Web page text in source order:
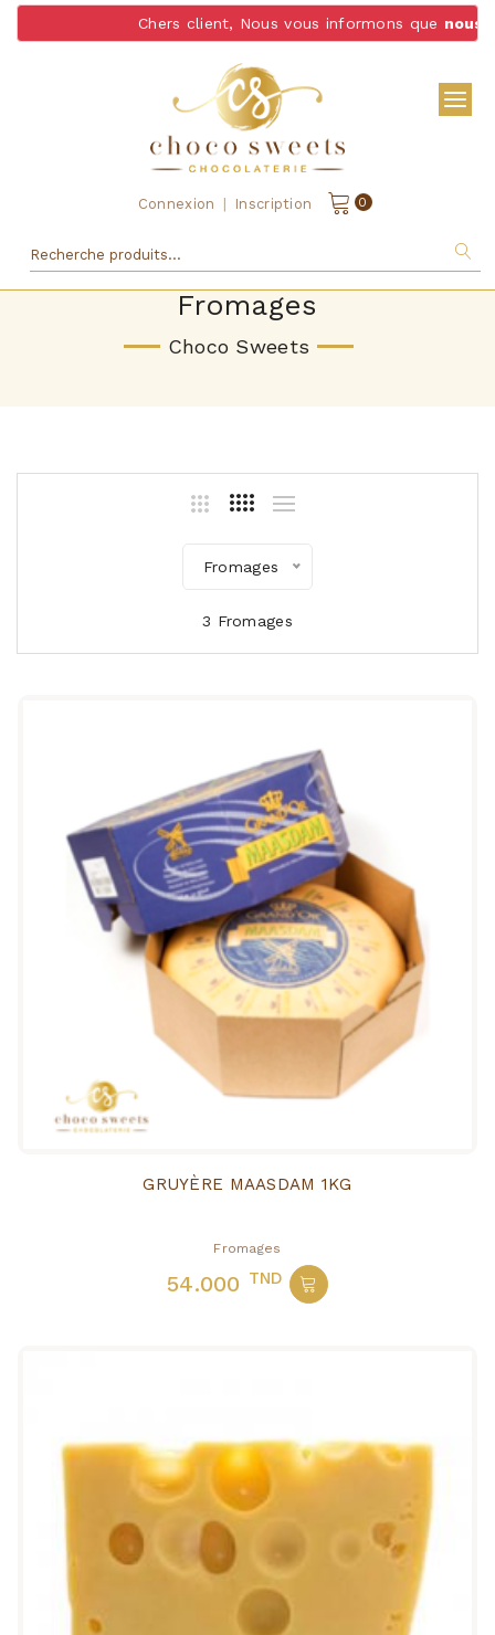
Chers client, Nous vous informons quenous ne
Connexion | Inscription 0
Fromages
Choco Sweets
Fromages
3 Fromages
GRUYÈRE MAASDAM 1KG
Fromages
54.000 TND